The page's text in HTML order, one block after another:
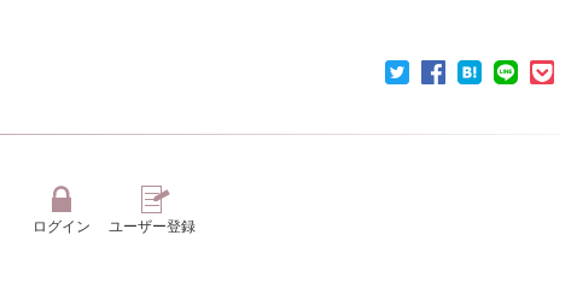
ログイン ユーザー登録